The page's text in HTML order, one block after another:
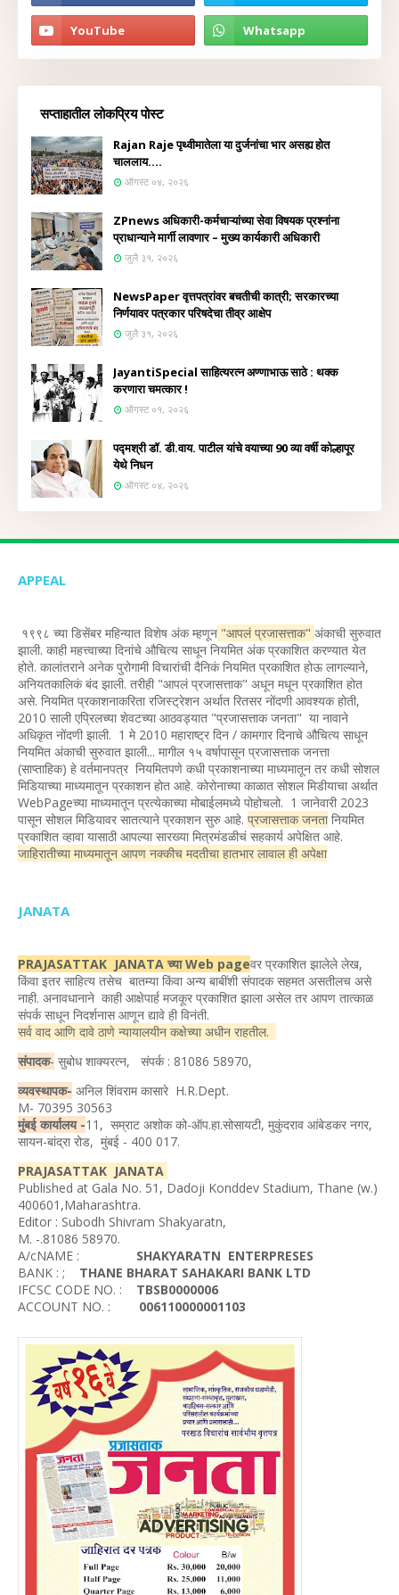
सप्ताहातील लोकप्रिय पोस्ट
Rajan Raje पृथ्वीमातेला या दुर्जनांचा भार असह्य होत
चाललाय....
ऑगस्ट ०४, २०२६
ZPnews अधिकारी-कर्मचाऱ्यांच्या सेवा विषयक प्रश्नांना
प्राधान्याने मार्गी लावणार – मुख्य कार्यकारी अधिकारी
जुलै ३१, २०२६
NewsPaper वृत्तपत्रांवर बचतीची कात्री; सरकारच्या
निर्णयावर पत्रकार परिषदेचा तीव्र आक्षेप
जुलै ३१, २०२६
JayantiSpecial साहित्यरत्न अण्णाभाऊ साठे : थक्क
करणारा चमत्कार !
ऑगस्ट ०१, २०२६
पद्मश्री डॉ. डी.वाय. पाटील यांचे वयाच्या 90 व्या वर्षी कोल्हापूर
येथे निधन
ऑगस्ट ०४, २०२६
APPEAL
१९९८ च्या डिसेंबर महिन्यात विशेष अंक म्हणून "आपलं प्रजासत्ताक" अंकाची सुरुवात
झाली. काही महत्त्वाच्या दिनांचे औचित्य साधून नियमित अंक प्रकाशित करण्यात येत
होते. कालांतराने अनेक पुरोगामी विचारांची दैनिकं नियमित प्रकाशित होऊ लागल्याने,
अनियतकालिकं बंद झाली. तरीही "आपलं प्रजासत्ताक" अधून मधून प्रकाशित होत
असे. नियमित प्रकाशनाकरिता रजिस्ट्रेशन अर्थात रितसर नोंदणी आवश्यक होती,
2010 साली एप्रिलच्या शेवटच्या आठवड्यात "प्रजासत्ताक जनता" या नावाने
अधिकृत नोंदणी झाली. 1 मे 2010 महाराष्ट्र दिन / कामगार दिनाचे औचित्य साधून
नियमित अंकाची सुरुवात झाली... मागील १५ वर्षापासून प्रजासत्ताक जनत्ता
(साप्ताहिक) हे वर्तमानपत्र नियमितपणे कधी प्रकाशनाच्या माध्यमातून तर कधी सोशल
मिडियाच्या माध्यमातून प्रकाशन होत आहे. कोरोनाच्या काळात सोशल मिडीयाचा अर्थात
WebPageच्या माध्यमातून प्रत्येकाच्या मोबाईलमध्ये पोहोचलो. 1 जानेवारी 2023
पासून सोशल मिडियावर सातत्याने प्रकाशन सुरु आहे. प्रजासत्ताक जनतानियमित
प्रकाशित व्हावा यासाठी आपल्या सारख्या मित्रमंडळीचं सहकार्य अपेक्षित आहे.
जाहिरातीच्या माध्यमातून आपण नक्कीच मदतीचा हातभार लावाल ही अपेक्षा
JANATA
PRAJASATTAK JANATA च्या Web pageवर प्रकाशित झालेले लेख,
किंवा इतर साहित्य तसेच बातम्या किंवा अन्य बाबींशी संपादक सहमत असतीलच असे
नाही. अनावधानाने काही आक्षेपार्ह मजकूर प्रकाशित झाला असेल तर आपण तात्काळ
संपर्क साधून निदर्शनास आणून द्यावे ही विनंती.
सर्व वाद आणि दावे ठाणे न्यायालयीन कक्षेच्या अधीन राहतील.
संपादक- सुबोध शाक्यरत्न, संपर्क : 81086 58970,
व्यवस्थापक- अनिल शिंवराम कासारे H.R.Dept.
M- 70395 30563
मुंबई कार्यालय -11, सम्राट अशोक को-ऑप.हा.सोसायटी, मुकुंदराव आंबेडकर नगर,
सायन-बांद्रा रोड, मुंबई - 400 017.
PRAJASATTAK JANATA
Published at Gala No. 51, Dadoji Konddev Stadium, Thane (w.)
400601,Maharashtra.
Editor : Subodh Shivram Shakyaratn,
M. -.81086 58970.
A/cNAME : SHAKYARATN ENTERPRESES
BANK : ; THANE BHARAT SAHAKARI BANK LTD
IFCSC CODE NO. : TBSB0000006
ACCOUNT NO. : 006110000001103